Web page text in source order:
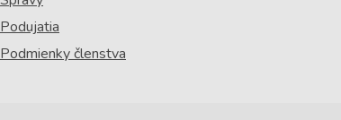
Podujatia
Podmienky členstva